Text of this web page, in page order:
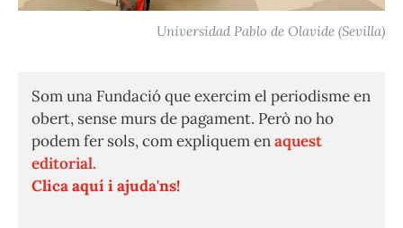
Universidad Pablo de Olavide (Sevilla)
Som una Fundació que exercim el periodisme en
obert, sense murs de pagament. Però no ho
podem fer sols, com expliquem enaquest
editorial.
Clica aquí i ajuda'ns!